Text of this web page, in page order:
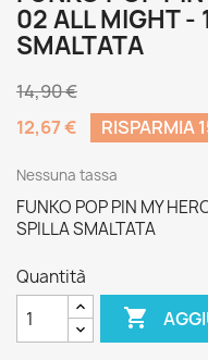
02 ALL MIGHT -
SMALTATA
14,90 €
12,67 €
RISPARMIA
Nessuna tassa
FUNKO POP PIN MY
SPILLA SMALTATA
Quantità
